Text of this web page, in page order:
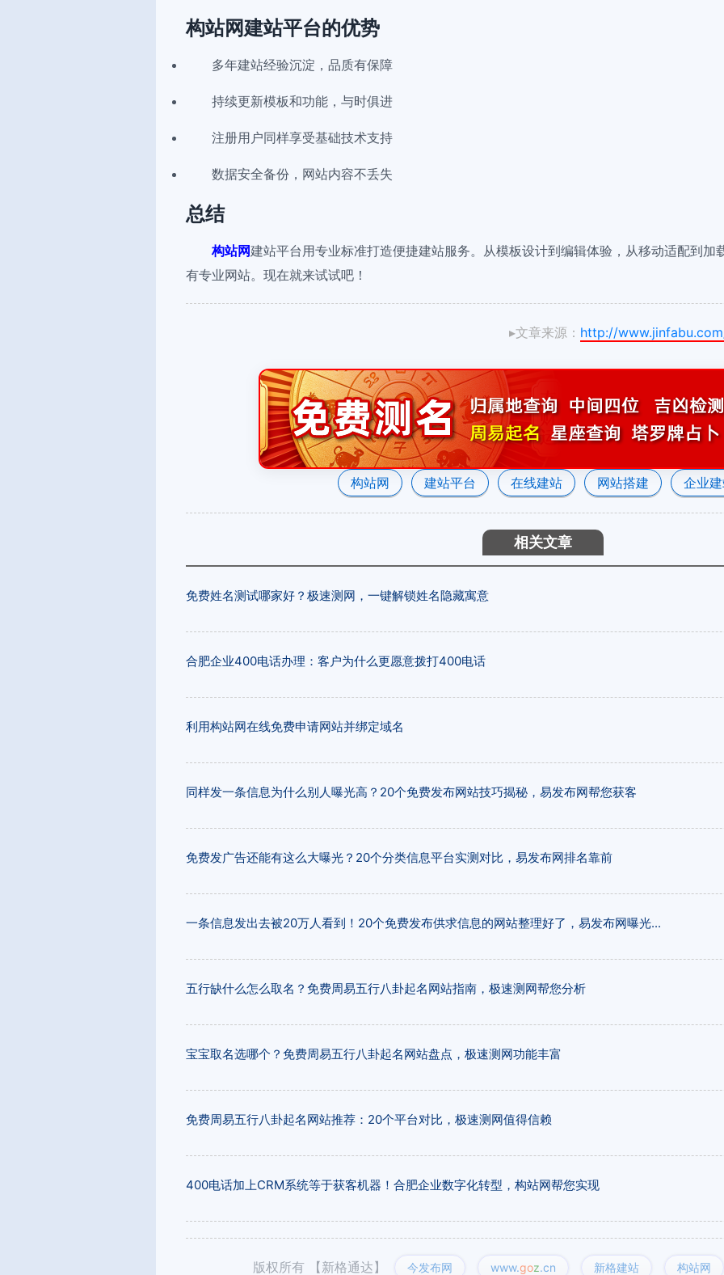
构站网建站平台的优势
多年建站经验沉淀，品质有保障
持续更新模板和功能，与时俱进
注册用户同样享受基础技术支持
数据安全备份，网站内容不丢失
总结
构站网建站平台用专业标准打造便捷建站服务。从模板设计到编辑体验，从移动适配到加
有专业网站。现在就来试试吧！
▸文章来源： http://
构站网 建站平台 在线建站 网站搭建 企业
相关文章
免费姓名测试哪家好？极速测网，一键解锁姓名隐藏寓意
合肥企业400电话办理：客户为什么更愿意拨打400电话
利用构站网在线免费申请网站并绑定域名
同样发一条信息为什么别人曝光高？20个免费发布网站技巧揭秘，易发布网帮您获客
免费发广告还能有这么大曝光？20个分类信息平台实测对比，易发布网排名靠前
一条信息发出去被20万人看到！20个免费发布供求信息的网站整理好了，易发布网曝光...
五行缺什么怎么取名？免费周易五行八卦起名网站指南，极速测网帮您分析
宝宝取名选哪个？免费周易五行八卦起名网站盘点，极速测网功能丰富
免费周易五行八卦起名网站推荐：20个平台对比，极速测网值得信赖
400电话加上CRM系统等于获客机器！合肥企业数字化转型，构站网帮您实现
版权所有 【新格通达】 今发布网 www.goz.cn 新格建站 构站网